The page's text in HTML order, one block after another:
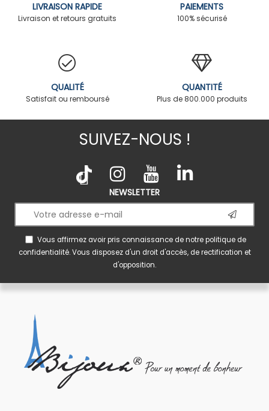
LIVRAISON RAPIDE
Livraison et retours gratuits
PAIEMENTS
100% sécurisé
QUALITÉ
Satisfait ou remboursé
QUANTITÉ
Plus de 800.000 produits
SUIVEZ-NOUS !
NEWSLETTER
Vous affirmez avoir pris connaissance de notrepolitique de
confidentialité. Vous disposez d'un droit d'accès, de rectification et
d'opposition.